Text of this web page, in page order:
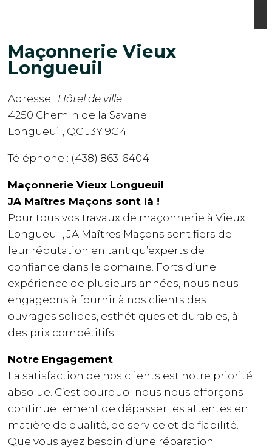
Maçonnerie Vieux
Longueuil
Adresse : Hôtel de ville
4250 Chemin de la Savane
Longueuil, QC J3Y 9G4
Téléphone : (438) 863-6404
Maçonnerie Vieux Longueuil
JA Maîtres Maçons sont là !
Pour tous vos travaux de maçonnerie à Vieux
Longueuil, JA Maîtres Maçons sont fiers de
leur réputation en tant qu’experts de
confiance dans le domaine. Forts d’une
expérience de plusieurs années, nous nous
engageons à fournir à nos clients des
ouvrages solides, esthétiques et durables, à
des prix compétitifs.
Notre Engagement
La satisfaction de nos clients est notre priorité
absolue. C’est pourquoi nous nous efforçons
continuellement de dépasser les attentes en
matière de qualité, de service et de fiabilité.
Que vous ayez besoin d’une réparation